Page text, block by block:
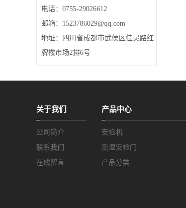
电话：0755-29026612
邮箱：1523786029@qq.com
地址：四川省成都市武侯区佳灵路红
牌楼市场2排6号
关于我们
公司简介
联系我们
在线留言
产品中心
安检机
测温安检门
产品分类